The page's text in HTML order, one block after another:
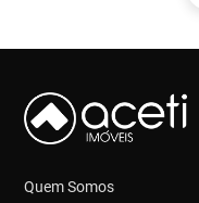
Quem Somos